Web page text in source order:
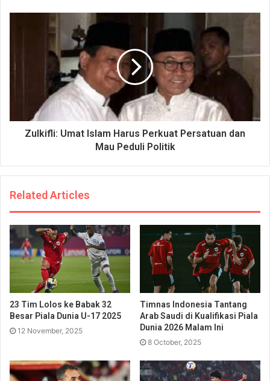
Zulkifli: Umat Islam Harus Perkuat Persatuan dan
Mau Peduli Politik
Related Articles
23 Tim Lolos ke Babak 32
Besar Piala Dunia U-17 2025
12 November, 2025
Timnas Indonesia Tantang
Arab Saudi di Kualifikasi Piala
Dunia 2026 Malam Ini
8 October, 2025